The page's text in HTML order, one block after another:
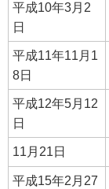
平成10年3月2
日
平成11年11月1
8日
平成12年5月12
日
11月21日
平成15年2月27